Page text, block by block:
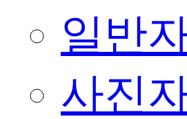
일반
사진